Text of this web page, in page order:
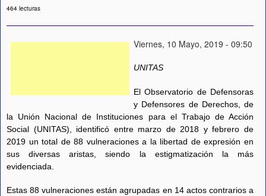
464 lecturas
Viernes, 10 Mayo, 2019 - 09:50
UNITAS
El Observatorio de Defensoras
y Defensores de Derechos, de
la Unión Nacional de Instituciones para el Trabajo de Acción
Social (UNITAS), identificó entre marzo de 2018 y febrero de
2019 un total de 88 vulneraciones a la libertad de expresión en
sus diversas aristas, siendo la estigmatización la más
evidenciada.
Estas 88 vulneraciones están agrupadas en 14 actos contrarios a